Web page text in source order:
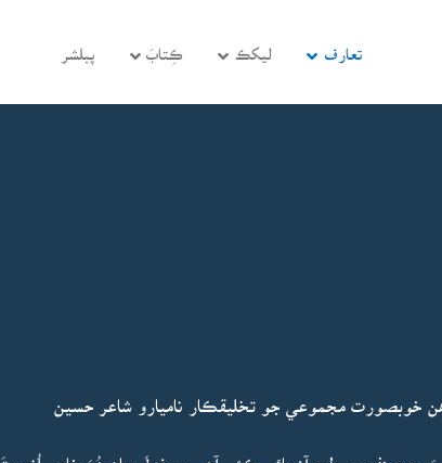
تعارف ليکڪ ڪِتابَ پبلشر
خوبصورت مجموعي جو تخليقڪار ناميارو شاعر حسين
صنفن ۾ طبع آزمائي ڪئي آهي پر غزلَ سان هُنَ خاص اُنسيتَ